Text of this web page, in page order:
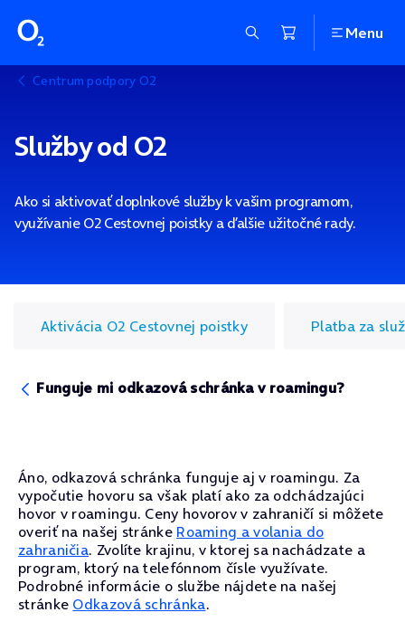
Menu
Centrum podpory O2
Služby od O2
Ako si aktivovať doplnkové služby k vašim programom,
využívanie O2 Cestovnej poistky a ďalšie užitočné rady.
Aktivácia O2 Cestovnej poistky Platba za
Funguje mi odkazová schránka v roamingu?
Áno, odkazová schránka funguje aj v roamingu. Za
vypočutie hovoru sa však platí ako za odchádzajúci
hovor v roamingu. Ceny hovorov v zahraničí si môžete
overiť na našej stránke Roaming a volania do
zahraničia. Zvolíte krajinu, v ktorej sa nachádzate a
program, ktorý na telefónnom čísle využívate.
Podrobné informácie o službe nájdete na našej
stránke Odkazová schránka.